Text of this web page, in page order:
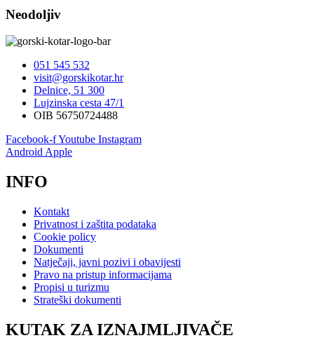
Neodoljiv
051 545 532
visit@gorskikotar.hr
Delnice, 51 300
Lujzinska cesta 47/1
OIB 56750724488
Facebook-fYoutube Instagram
Android Apple
INFO
Kontakt
Privatnost i zaštita podataka
Cookie policy
Dokumenti
Natječaji, javni pozivi i obavijesti
Pravo na pristup informacijama
Propisi u turizmu
Strateški dokumenti
KUTAK ZA IZNAJMLJIVAČE